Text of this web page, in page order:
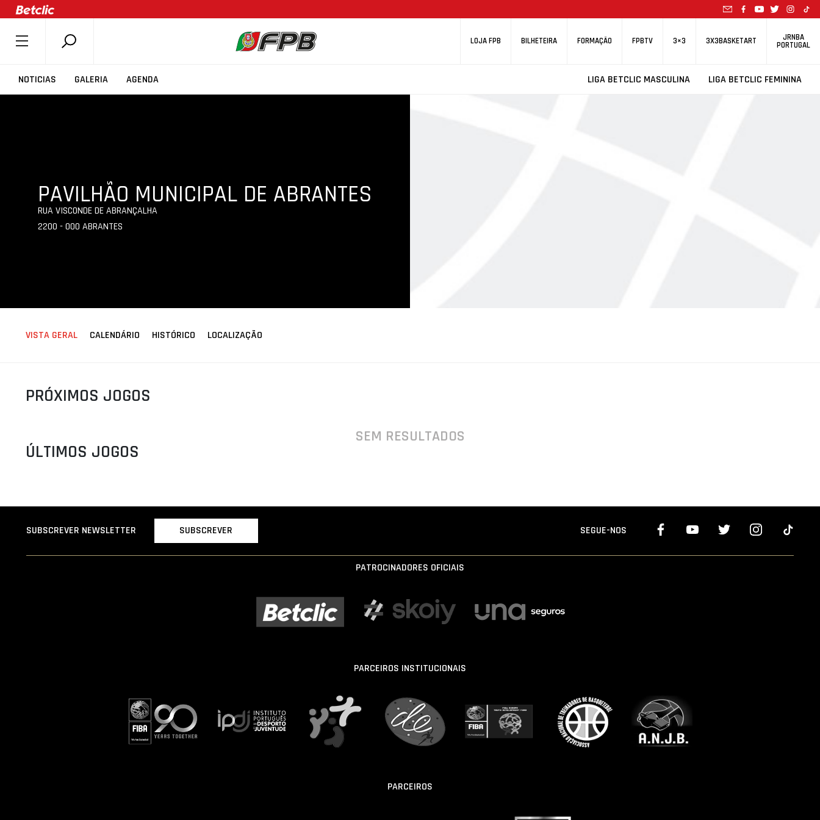
LOJA FPB BILHETEIRA FORMAÇÃO FPBTV 3×3 3X3BASKETART JRNBA
PORTUGAL
NOTICIAS GALERIA AGENDA LIGA BETCLIC MASCULINA LIGA BETCLIC FEMININA
SOBRE A FPB
DOCUMENTOS
CLUBES
AGENTES
AGENDA
PROJETOS
PAVILHÃO MUNICIPAL DE ABRANTES
RUA VISCONDE DE ABRANÇALHA
2200 - 000 ABRANTES
VISTA GERAL CALENDÁRIO HISTÓRICO LOCALIZAÇÃO
PRÓXIMOS JOGOS
SEM RESULTADOS
ÚLTIMOS JOGOS
SUBSCREVER NEWSLETTER SUBSCREVER SEGUE-NOS
PATROCINADORES OFICIAIS
PARCEIROS INSTITUCIONAIS
PARCEIROS